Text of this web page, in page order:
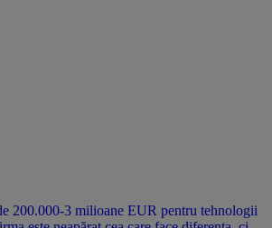
200.000-3 milioane EUR pentru tehnologii